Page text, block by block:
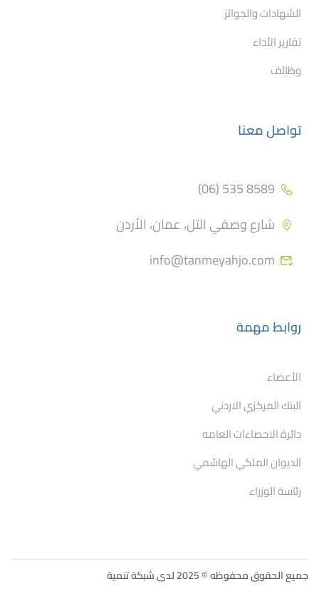
الشهادات والجوائز
تقارير الأداء
وظائف
تواصل معنا
8589 535 (06)
شارع وصفي التل، عمان، الأردن
info@tanmeyahjo.com
روابط مهمة
الأعضاء
البنك المركزي الاردني
دائرة الاحصاءات العامه
الديوان الملكي الهاشمي
رئاسة الوزراء
جميع الحقوق محفوظه © 2025 لدى شبكة تنمية